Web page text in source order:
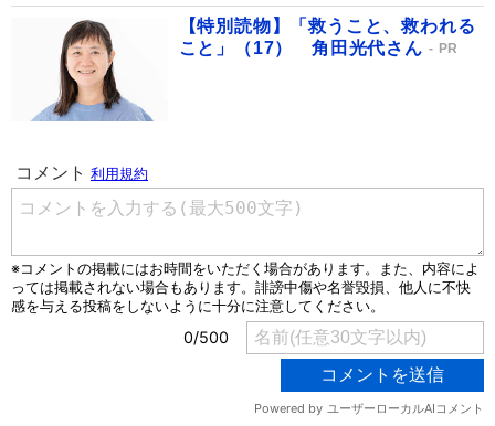
【特別読物】「救うこと、救われる
こと」（17） 角田光代さん
PR